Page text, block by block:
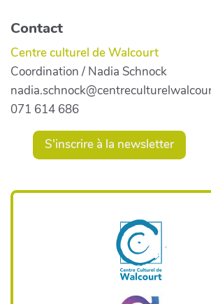
Contact
Centre culturel de Walcourt
Coordination / Nadia Schnock
071 614 686
S'inscrire à la newsletter